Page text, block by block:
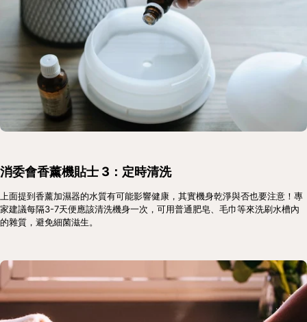
消委會香薰機貼士 3：定時清洗
上面提到香薰加濕器的水質有可能影響健康，其實機身乾淨與否也要注意！專
家建議每隔3-7天便應該清洗機身一次，可用普通肥皂、毛巾等來洗刷水槽內
的雜質，避免細菌滋生。